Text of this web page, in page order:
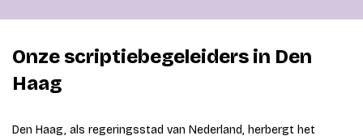
Onze scriptiebegeleiders in Den
Haag
Den Haag, als regeringsstad van Nederland, herbergt het